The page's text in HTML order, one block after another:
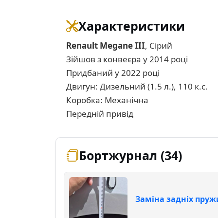
Характеристики
Renault Megane III, Сірий
Зійшов з конвеєра у 2014 році
Придбаний у 2022 році
Двигун: Дизельний (1.5 л.), 110 к.с.
Коробка: Механічна
Передній привід
Бортжурнал (34)
Заміна задніх